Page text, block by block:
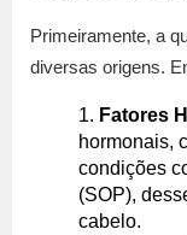
Primeiramente, a
diversas origens.
Fatores
hormonais,
condições
(SOP),
cabelo.